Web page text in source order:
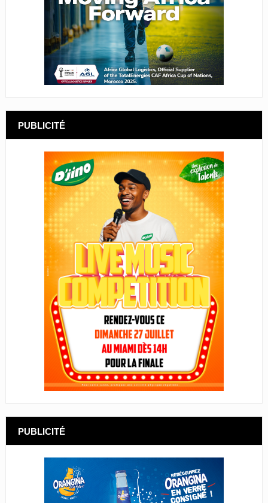
PUBLICITÉ
PUBLICITÉ